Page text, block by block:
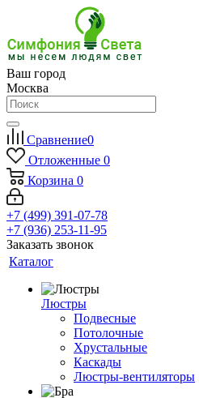
Ваш город
Москва
Сравнение0
Отложенные 0
Корзина 0
+7 (499) 391-07-78
+7 (936) 253-11-95
Заказать звонок
Каталог
Люстры
Подвесные
Потолочные
Хрустальные
Каскады
Люстры-вентиляторы